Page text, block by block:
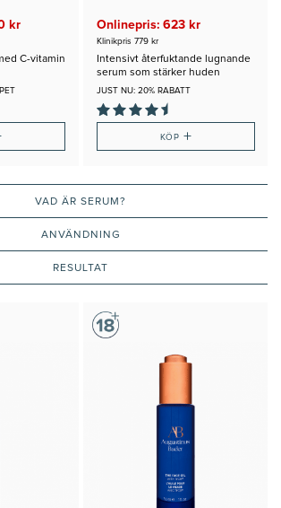
kr
C-vitamin
Onlinepris: 623 kr
Klinikpris 779 kr
Intensivt återfuktande lugnande
serum som stärker huden
JUST NU: 20% RABATT
KÖP +
VAD ÄR SERUM?
ANVÄNDNING
RESULTAT